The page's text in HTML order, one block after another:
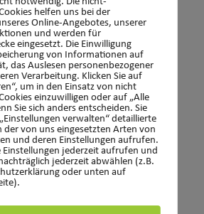
Vorname, Verein,
Kyu-Grad
– 3 erhalten Pokal und Urkunde
leibliche Wohl wird bestens
helfen uns bei der
Online-Angebotes, unserer
und werden für
eingesetzt. Die Einwilligung
von Informationen auf
das Auslesen personenbezogener
Verarbeitung. Klicken Sie auf
um in den Einsatz von nicht
einzuwilligen oder auf „Alle
Sie sich anders entscheiden. Sie
verwalten“ detaillierte
von uns eingesetzten Arten von
und deren Einstellungen aufrufen.
Einstellungen jederzeit aufrufen und
jederzeit abwählen (z.B.
oder unten auf